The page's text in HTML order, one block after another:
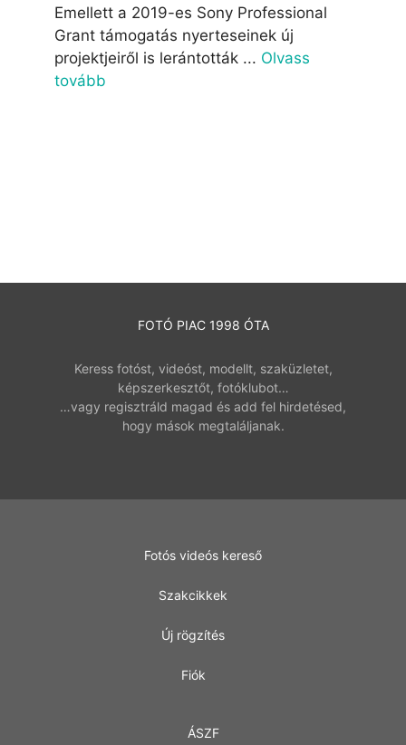
Emellett a 2019-es Sony Professional
Grant támogatás nyerteseinek új
projektjeiről is lerántották ... Olvass
tovább
FOTÓ PIAC 1998 ÓTA
Keress fotóst, videóst, modellt, szaküzletet,
képszerkesztőt, fotóklubot…
…vagy regisztráld magad és add fel hirdetésed,
hogy mások megtaláljanak.
Fotós videós kereső
Szakcikkek
Új rögzítés
Fiók
ÁSZF